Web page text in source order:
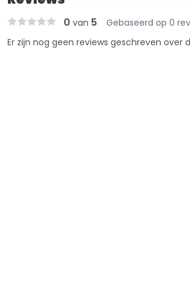
0 van 5 Gebaseerd op 0
Er zijn nog geen reviews geschreven over